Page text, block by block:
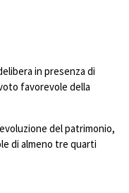
in presenza di
favorevole della
del patrimonio,
di almeno tre quarti